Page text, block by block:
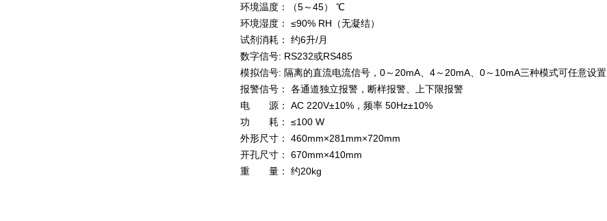
环境温度：（5～45） ℃
环境湿度： ≤90% RH（无凝结）
试剂消耗： 约6升/月
数字信号: RS232或RS485
模拟信号: 隔离的直流电流信号，0～20mA、4～20mA、0～10mA三种模式可任意设置
报警信号： 各通道独立报警，断样报警、上下限报警
电 源： AC 220V±10%，频率 50Hz±10%
功 耗： ≤100 W
外形尺寸： 460mm×281mm×720mm
开孔尺寸： 670mm×410mm
重 量： 约20kg